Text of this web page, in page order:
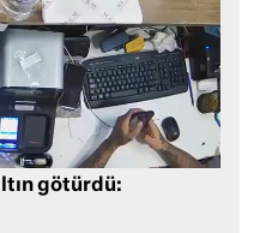
götürdü: